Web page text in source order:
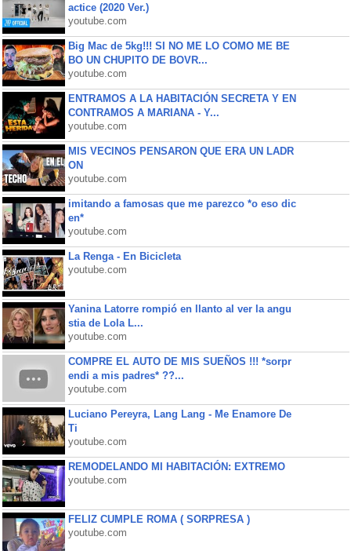
actice (2020 Ver.)
youtube.com
Big Mac de 5kg!!! SI NO ME LO COMO ME BE
BO UN CHUPITO DE BOVR...
youtube.com
ENTRAMOS A LA HABITACIÓN SECRETA Y EN
CONTRAMOS A MARIANA - Y...
youtube.com
MIS VECINOS PENSARON QUE ERA UN LADR
ON
youtube.com
imitando a famosas que me parezco *o eso dic
en*
youtube.com
La Renga - En Bicicleta
youtube.com
Yanina Latorre rompió en llanto al ver la angu
stia de Lola L...
youtube.com
COMPRE EL AUTO DE MIS SUEÑOS !!! *sorpr
endi a mis padres* ??...
youtube.com
Luciano Pereyra, Lang Lang - Me Enamore De
Ti
youtube.com
REMODELANDO MI HABITACIÓN: EXTREMO
youtube.com
FELIZ CUMPLE ROMA ( SORPRESA )
youtube.com